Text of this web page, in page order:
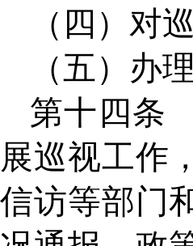
（四）对
（五）办
第十四条
展巡视工作
信访等部门